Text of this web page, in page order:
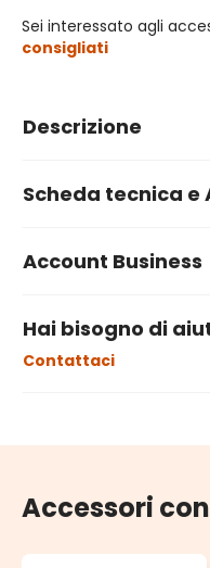
Sei interessato agli
consigliati
Descrizione
Scheda tecnica e
Account Business
Hai bisogno di
Contattaci
Accessori